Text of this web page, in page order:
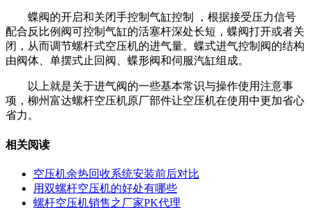
蝶阀的开启和关闭手控制气缸控制 ，根据接受压力信号
配合反比例阀可控制气缸的活塞杆深处长短，蝶阀打开或者关
闭，从而调节螺杆式空压机的进气量。蝶式进气控制阀的结构
由阀体、单摆式止回阀、蝶形阀和伺服汽缸组成。
以上就是关于进气阀的一些基本常识与操作使用注意事
项，柳州富达螺杆空压机原厂部件让空压机在使用中更加省心
省力。
相关阅读
空压机余热回收系统安装前后对比
用双螺杆空压机的好处有哪些
螺杆空压机销售之厂家PK代理